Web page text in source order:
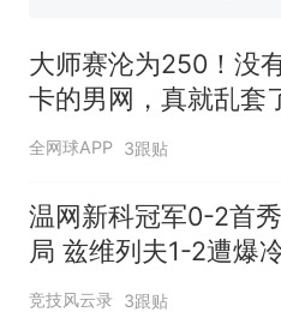
么？
大师赛沦为250！没
卡的男网，真就乱套
全网球APP 3跟贴
温网新科冠军0-2首
局 兹维列夫1-2遭爆
竞技风云录 3跟贴